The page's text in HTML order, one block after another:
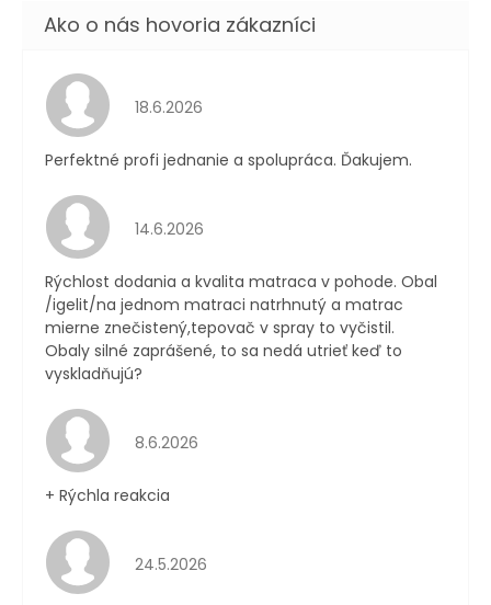
Hodnotenie obchodu je 5 z 5 hviezdičiek.
18.6.2026
Perfektné profi jednanie a spolupráca. Ďakujem.
Hodnotenie obchodu je 4 z 5 hviezdičiek.
14.6.2026
Rýchlost dodania a kvalita matraca v pohode. Obal
/igelit/na jednom matraci natrhnutý a matrac
mierne znečistený,tepovač v spray to vyčistil.
Obaly silné zaprášené, to sa nedá utrieť keď to
vyskladňujú?
Hodnotenie obchodu je 4 z 5 hviezdičiek.
8.6.2026
+ Rýchla reakcia
Hodnotenie obchodu je 5 z 5 hviezdičiek.
24.5.2026